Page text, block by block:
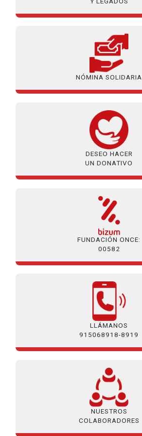
NÓMINA SOLIDARIA
DESEO HACER
UN DONATIVO
FUNDACIÓN ONCE:
00582
LLÁMANOS
915068918-8919
NUESTROS
COLABORADORES